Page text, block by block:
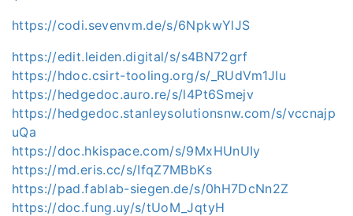
https://codi.sevenvm.de/s/6NpkwYlJS
https://edit.leiden.digital/s/s4BN72grf
https://hdoc.csirt-tooling.org/s/_RUdVm1JIu
https://hedgedoc.auro.re/s/l4Pt6Smejv
https://hedgedoc.stanleysolutionsnw.com/s/vccnajp
uQa
https://doc.hkispace.com/s/9MxHUnUIy
https://md.eris.cc/s/IfqZ7MBbKs
https://pad.fablab-siegen.de/s/0hH7DcNn2Z
https://doc.fung.uy/s/tUoM_JqtyH